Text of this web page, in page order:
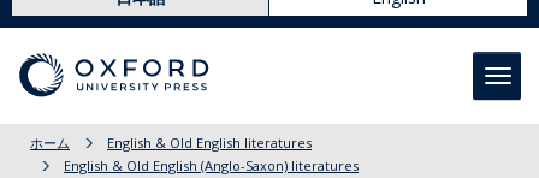
ホーム
English & Old English literatures
English & Old English (Anglo-Saxon) literatures